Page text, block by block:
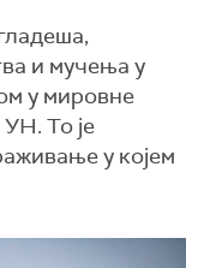
и мучења у
у мировне
То је
у којем